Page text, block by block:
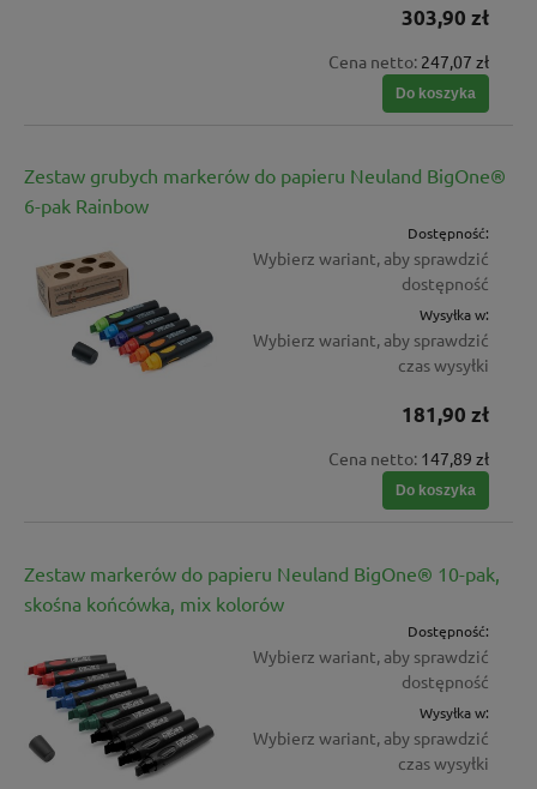
303,90 zł
Cena netto: 247,07 zł
Do koszyka
Zestaw grubych markerów do papieru Neuland BigOne®
6-pak Rainbow
Dostępność:
Wybierz wariant, aby sprawdzić
dostępność
Wysyłka w:
Wybierz wariant, aby sprawdzić
czas wysyłki
181,90 zł
Cena netto: 147,89 zł
Do koszyka
Zestaw markerów do papieru Neuland BigOne® 10-pak,
skośna końcówka, mix kolorów
Dostępność:
Wybierz wariant, aby sprawdzić
dostępność
Wysyłka w:
Wybierz wariant, aby sprawdzić
czas wysyłki